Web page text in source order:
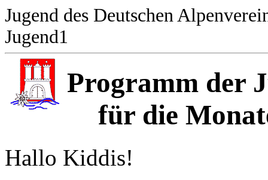
Jugend des Deutschen
Jugend1
Programm der
für die
Hallo Kiddis!